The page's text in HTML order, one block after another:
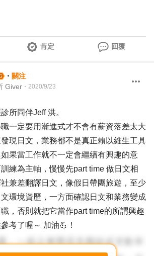
肯定 回覆
・ 關注
Giver ・ 2020/9/23
所同伴Jeff 洪。
一定要用漸進式才不會有薪資落差太大
現日文，業務都不是真正賴以維生工具
果當工作就不一定會繼續有興趣的意
練為主軸，慢慢先part time 做日文相
兼差翻譯日文，像假日帶團旅遊，至少
環境資歷，一方面確認日文和業務變成
，否則就把它當作part time的所謂興趣
考了喔～ 加油💪！